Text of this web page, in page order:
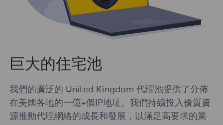
巨大的住宅池
我們的廣泛的 United Kingdom 代理池提供了分佈
在美國各地的一億+個IP地址。我們持續投入優質資
源推動代理網絡的成長和發展，以滿足高要求的業